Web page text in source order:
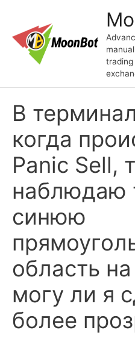
content
В
когда
Panic Sell,
наблюдаю
синюю
область
могу ли я
более